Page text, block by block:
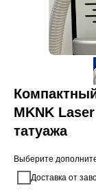
MKNK
татуажа
Выберите
Доставка от